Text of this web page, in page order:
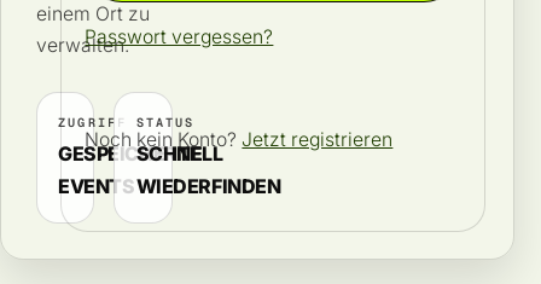
einem Ort zu
verwalten.
ZUGRIFF
GESPEICHERTE
EVENTS
STATUS
SCHNELL
WIEDERFINDEN
Passwort vergessen?
Noch kein Konto? Jetzt registrieren